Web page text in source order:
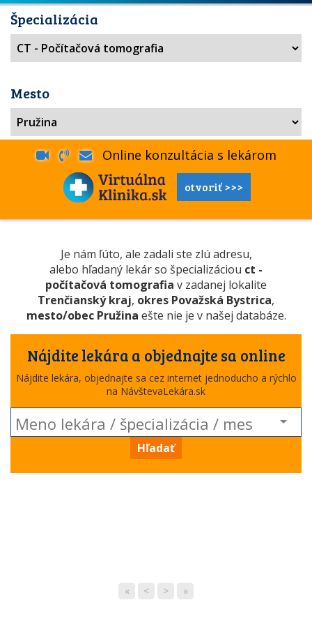
Špecializácia
Mesto
Online konzultácia s lekárom
otvoriť >>>
Je nám ľúto, ale zadali ste zlú adresu,
alebo hľadaný lekár so špecializáciou ct -
počítačová tomografia v zadanej lokalite
Trenčianský kraj, okres Považská Bystrica,
mesto/obec Pružina ešte nie je v našej databáze.
Nájdite lekára a objednajte sa online
Nájdite lekára, objednajte sa cez internet jednoducho a rýchlo
na NávštevaLekára.sk
Hľadať
« < > »